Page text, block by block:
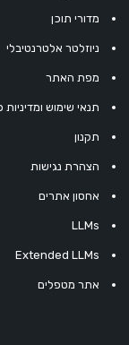
מדורי תוכן
ניוזלטר אלטרנטיבלי
מפת האתר
תנאי שימוש ומדיניות
תקנון
הצהרת נגישות
אחסון אתרים
LLMs
Extended LLMs
אתר מטפלים